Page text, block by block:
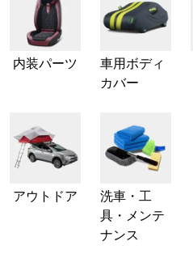
内装パーツ
車用ボディ
カバー
アウトドア
洗車・工
具・メンテ
ナンス